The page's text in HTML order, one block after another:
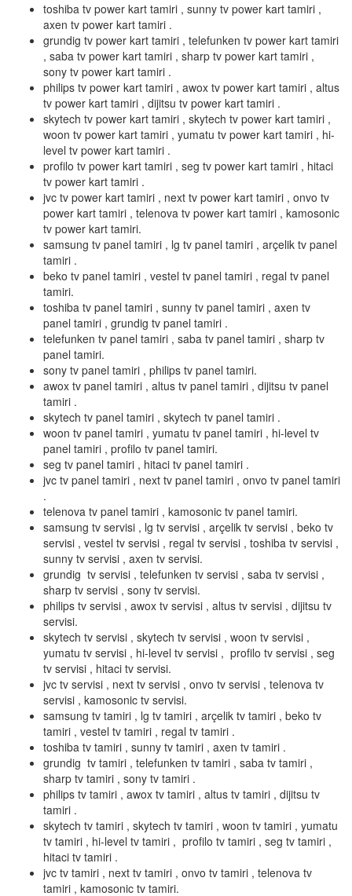
toshiba tv power kart tamiri , sunny tv power kart tamiri ,
axen tv power kart tamiri .
grundig tv power kart tamiri , telefunken tv power kart tamiri
, saba tv power kart tamiri , sharp tv power kart tamiri ,
sony tv power kart tamiri .
philips tv power kart tamiri , awox tv power kart tamiri , altus
tv power kart tamiri , dijitsu tv power kart tamiri .
skytech tv power kart tamiri , skytech tv power kart tamiri ,
woon tv power kart tamiri , yumatu tv power kart tamiri , hi-
level tv power kart tamiri .
profilo tv power kart tamiri , seg tv power kart tamiri , hitaci
tv power kart tamiri .
jvc tv power kart tamiri , next tv power kart tamiri , onvo tv
power kart tamiri , telenova tv power kart tamiri , kamosonic
tv power kart tamiri.
samsung tv panel tamiri , lg tv panel tamiri , arçelik tv panel
tamiri .
beko tv panel tamiri , vestel tv panel tamiri , regal tv panel
tamiri.
toshiba tv panel tamiri , sunny tv panel tamiri , axen tv
panel tamiri , grundig tv panel tamiri .
telefunken tv panel tamiri , saba tv panel tamiri , sharp tv
panel tamiri.
sony tv panel tamiri , philips tv panel tamiri.
awox tv panel tamiri , altus tv panel tamiri , dijitsu tv panel
tamiri .
skytech tv panel tamiri , skytech tv panel tamiri .
woon tv panel tamiri , yumatu tv panel tamiri , hi-level tv
panel tamiri , profilo tv panel tamiri.
seg tv panel tamiri , hitaci tv panel tamiri .
jvc tv panel tamiri , next tv panel tamiri , onvo tv panel tamiri
.
telenova tv panel tamiri , kamosonic tv panel tamiri.
samsung tv servisi , lg tv servisi , arçelik tv servisi , beko tv
servisi , vestel tv servisi , regal tv servisi , toshiba tv servisi ,
sunny tv servisi , axen tv servisi.
grundig tv servisi , telefunken tv servisi , saba tv servisi ,
sharp tv servisi , sony tv servisi.
philips tv servisi , awox tv servisi , altus tv servisi , dijitsu tv
servisi.
skytech tv servisi , skytech tv servisi , woon tv servisi ,
yumatu tv servisi , hi-level tv servisi , profilo tv servisi , seg
tv servisi , hitaci tv servisi.
jvc tv servisi , next tv servisi , onvo tv servisi , telenova tv
servisi , kamosonic tv servisi.
samsung tv tamiri , lg tv tamiri , arçelik tv tamiri , beko tv
tamiri , vestel tv tamiri , regal tv tamiri .
toshiba tv tamiri , sunny tv tamiri , axen tv tamiri .
grundig tv tamiri , telefunken tv tamiri , saba tv tamiri ,
sharp tv tamiri , sony tv tamiri .
philips tv tamiri , awox tv tamiri , altus tv tamiri , dijitsu tv
tamiri .
skytech tv tamiri , skytech tv tamiri , woon tv tamiri , yumatu
tv tamiri , hi-level tv tamiri , profilo tv tamiri , seg tv tamiri ,
hitaci tv tamiri .
jvc tv tamiri , next tv tamiri , onvo tv tamiri , telenova tv
tamiri , kamosonic tv tamiri.